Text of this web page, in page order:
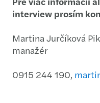
interview prosím
Martina Jurčíková
manažér
0915 244 190,